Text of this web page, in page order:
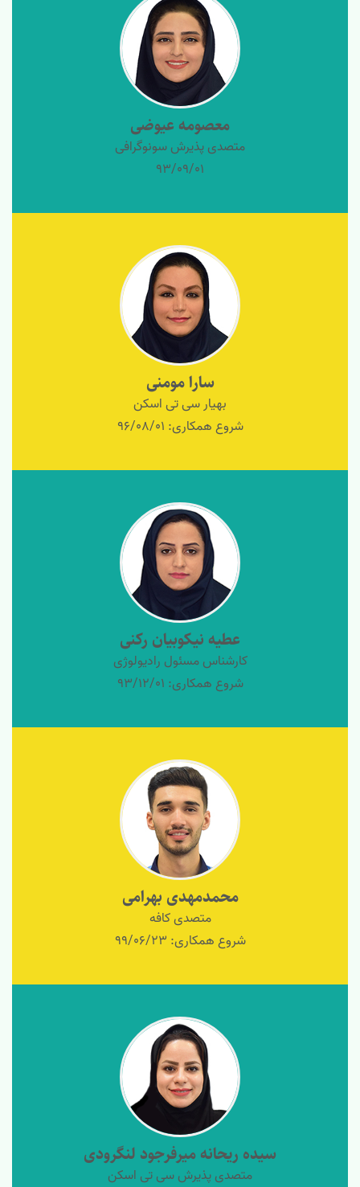
معصومه عیوضی
متصدی پذیرش سونوگرافی
93/09/01
سارا مومنی
بهیار سی تی اسکن
شروع همکاری: 96/08/01
عطیه نیکوبیان رکنی
کارشناس مسئول رادیولوژی
شروع همکاری: 93/12/01
محمدمهدی بهرامی
متصدی کافه
شروع همکاری: 99/06/23
سیده ریحانه میرفرجود لنگرودی
متصدی پذیرش سی تی اسکن